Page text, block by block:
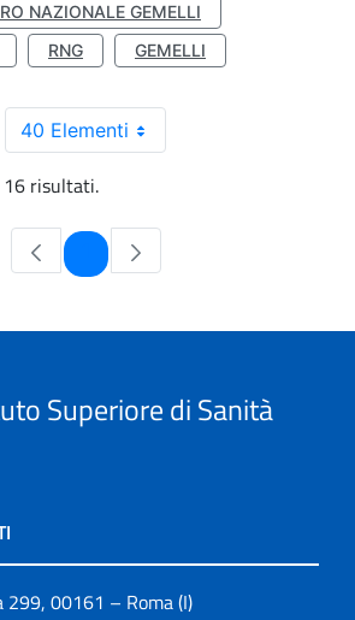
NAZIONALE GEMELLI
RNG GEMELLI
40 Elementi
risultati.
Pagina
Superiore di Sanità
299, 00161 – Roma (I)